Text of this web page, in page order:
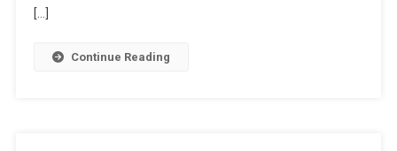
[…]
Continue Reading